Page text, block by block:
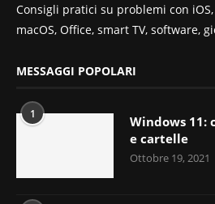
Consigli pratici su problemi con
macOS, Office, smart TV, software,
MESSAGGI POPOLARI
1
Windows 11:
e cartelle
Ottobre 19, 2021